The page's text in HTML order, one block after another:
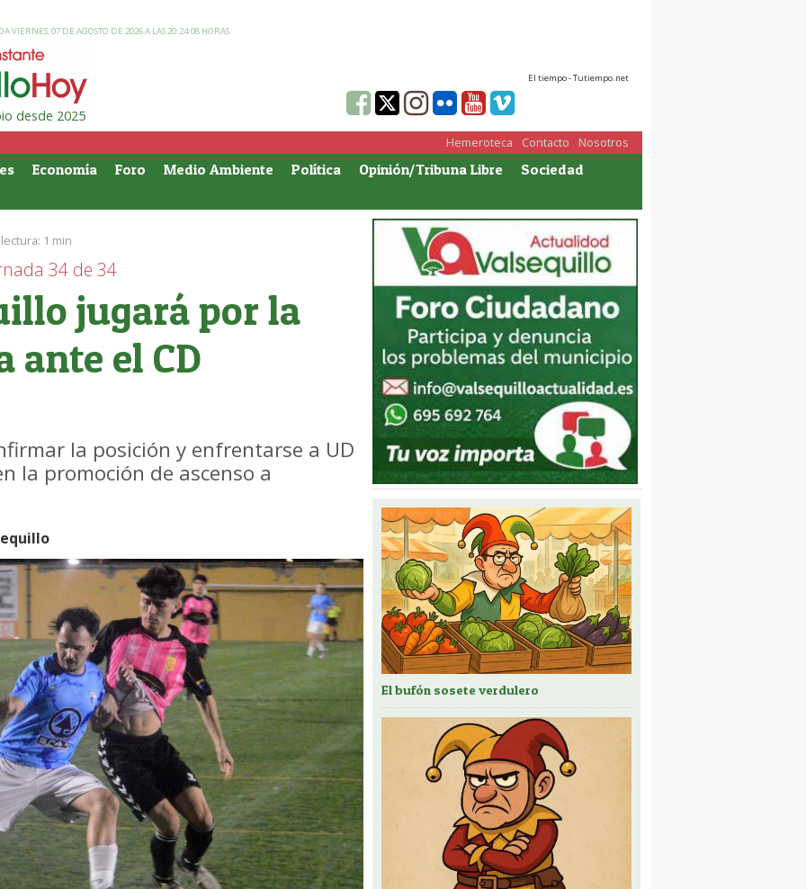
VIERNES, 07 DE AGOSTO DE 2026 A LAS 20:24:08 HORAS
desde 2025
El tiempo - Tutiempo.net
Nosotros
Contacto
Hemeroteca
Economía Foro Medio Ambiente Política Opinión/Tribuna Libre
Sociedad
1 min
34 de 34
jugará por la
ante el CD
la posición y enfrentarse a UD
la promoción de ascenso a
El bufón sosete verdulero